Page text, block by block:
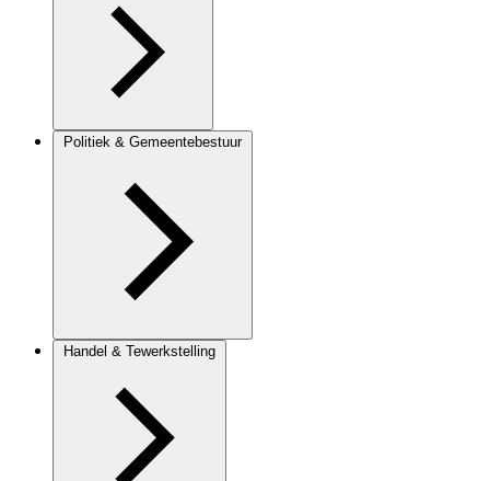
Politiek & Gemeentebestuur
Handel & Tewerkstelling